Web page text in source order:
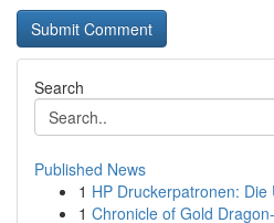
Search
Published News
1 HP Druckerpatronen:
1 Chronicle of Gold